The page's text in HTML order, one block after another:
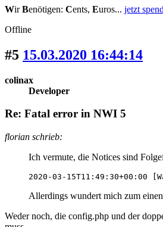
WirBenötigen: Cents, Euros... jetzt
Offline
#5 15.03.2020 16:44:14
colinax
Developer
Re: Fatal error in NWI 5
florian schrieb:
Ich vermute, die Notices sind
2020-03-
Allerdings wundert mich zum
Weder noch, die config.php und der